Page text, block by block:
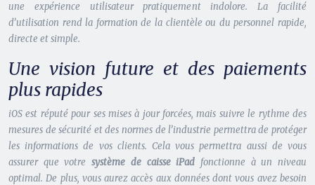
une expérience utilisateur pratiquement indolore. La facilité
d’utilisation rend la formation de la clientèle ou du personnel rapide,
directe et simple.
Une vision future et des paiements
plus rapides
iOS est réputé pour ses mises à jour forcées, mais suivre le rythme des
mesures de sécurité et des normes de l’industrie permettra de protéger
les informations de vos clients. Cela vous permettra aussi de vous
assurer que votresystème de caisse iPad fonctionne à un niveau
optimal. De plus, vous aurez accès aux données dont vous avez besoin